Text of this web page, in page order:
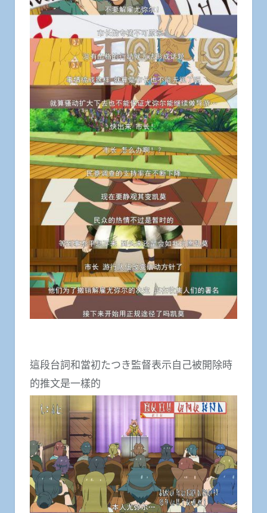
這段台詞和當初たつき監督表示自己被開除時
的推文是一樣的